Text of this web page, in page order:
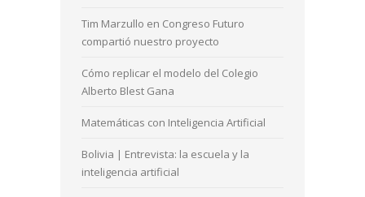
Tim Marzullo en Congreso Futuro
compartió nuestro proyecto
Cómo replicar el modelo del Colegio
Alberto Blest Gana
Matemáticas con Inteligencia Artificial
Bolivia | Entrevista: la escuela y la
inteligencia artificial